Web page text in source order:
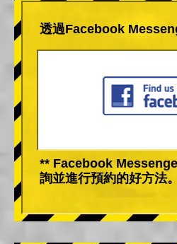
透過Facebook
** Facebook
詢並進行預約的好方法。